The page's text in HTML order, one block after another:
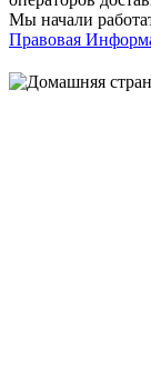
Мы начали
Правовая